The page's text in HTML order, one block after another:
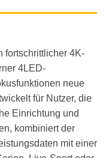
fortschrittlicher 4K-
4LED-
neue
für Nutzer, die
Einrichtung und
kombiniert der
mit einer